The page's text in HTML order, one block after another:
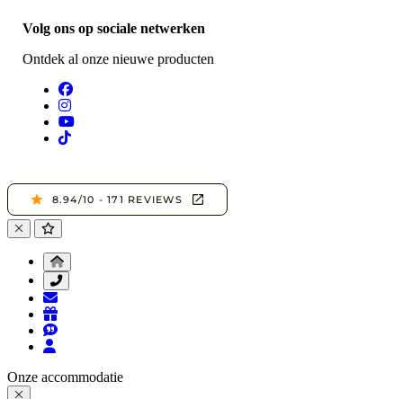
Volg ons op sociale netwerken
Ontdek al onze nieuwe producten
Onze accommodatie